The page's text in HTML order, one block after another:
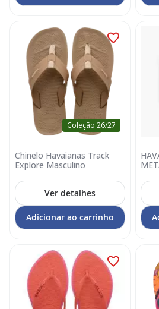
Coleção 26/27
Chinelo Havaianas Track
Explore Masculino
Ver detalhes
Adicionar ao carrinho